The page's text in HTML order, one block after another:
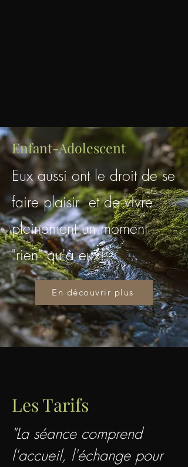
Enfant-Adolescent
Eux aussi ont le droit de se
faire plaisir et de vivre
pleinement un moment
"rien" qu'à eux!
En découvrir plus
Les Tarifs
"La séance comprend
l'accueil, l'échange pour